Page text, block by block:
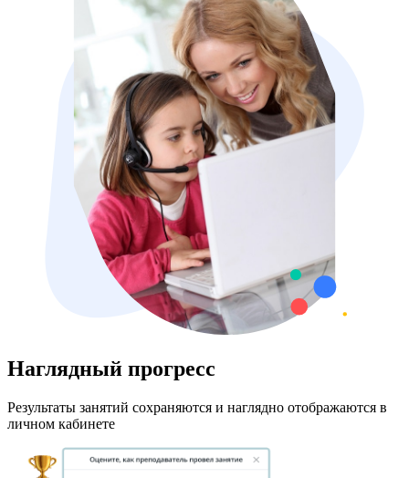
Наглядный прогресс
Результаты занятий сохраняются и наглядно отображаются в
личном кабинете